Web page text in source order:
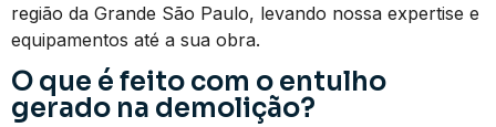
região da Grande São Paulo, levando nossa expertise e
equipamentos até a sua obra.
O que é feito com o entulho
gerado na demolição?